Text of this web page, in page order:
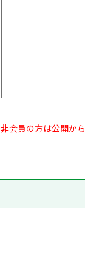
非会員の方は公開か